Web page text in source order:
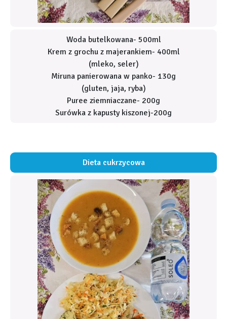
Woda butelkowana- 500ml
Krem z grochu z majerankiem- 400ml
(mleko, seler)
Miruna panierowana w panko- 130g
(gluten, jaja, ryba)
Puree ziemniaczane- 200g
Surówka z kapusty kiszonej-200g
Dieta cukrzycowa